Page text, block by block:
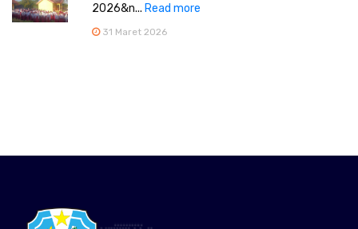
2026&n... Read more
31 Maret 2026